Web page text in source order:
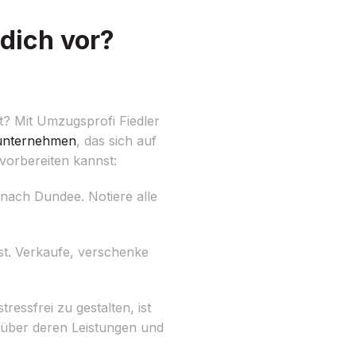
vor?
Mit Umzugsprofi Fiedler
, das sich auf
kannst:
Dundee. Notiere alle
Verkaufe, verschenke
zu gestalten, ist
deren Leistungen und